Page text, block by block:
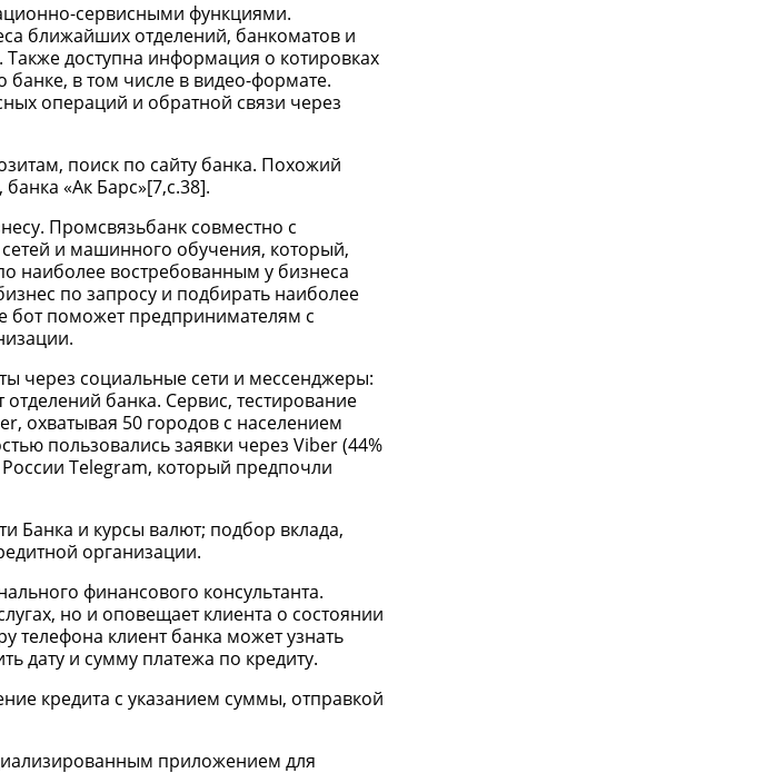
сервисными функциями.
ближайших отделений, банкоматов и
доступна информация о котировках
в том числе в видео-формате.
операций и обратной связи через
поиск по сайту банка. Похожий
«Ак Барс»[7,c.38].
Промсвязьбанк совместно с
и машинного обучения, который,
наиболее востребованным у бизнеса
по запросу и подбирать наиболее
бот поможет предпринимателям с
через социальные сети и мессенджеры:
банка. Сервис, тестирование
охватывая 50 городов с населением
пользовались заявки через Viber (44%
Telegram, который предпочли
Банка и курсы валют; подбор вклада,
организации.
финансового консультанта.
но и оповещает клиента о состоянии
телефона клиент банка может узнать
дату и сумму платежа по кредиту.
кредита с указанием суммы, отправкой
приложением для